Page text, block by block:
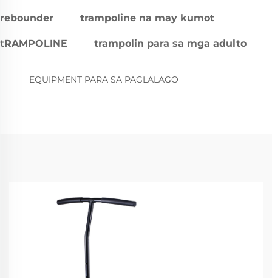
rebounder trampoline na may kumot
tRAMPOLINE trampolin para sa mga adulto
EQUIPMENT PARA SA PAGLALAGO